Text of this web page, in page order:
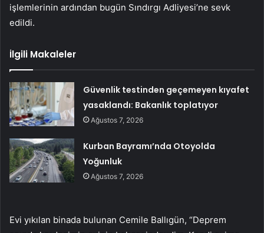
işlemlerinin ardından bugün Sındırgı Adliyesi’ne sevk
edildi.
İlgili Makaleler
Güvenlik testinden geçemeyen kıyafet
yasaklandı: Bakanlık toplatıyor
Ağustos 7, 2026
Kurban Bayramı’nda Otoyolda
Yoğunluk
Ağustos 7, 2026
Evi yıkılan binada bulunan Cemile Ballıgün, “Deprem